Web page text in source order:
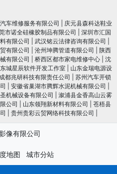
车维修服务有限公司
庆元县森科达鞋业
市诺全硅橡胶制品有限公司
深圳市汇国
有限公司 武汉铭云法律咨询有限公司
有限公司 沧州坤腾管道有限公司
陕西
有限公司 桥西区都市家电维修中心
沈
城星辰软件开发工作室
山东金瑞电源设
成都兆研科技有限责任公司
苏州汽车开锁
安徽省巢湖市腾辉水泥机械有限公司
机械设备有限公司
溆浦县金香高山云雾
公司 山东领翔新材料有限公司
苍梧县
贵州贵彩云贸网络科技有限公司
像有限公司
地图 城市分站